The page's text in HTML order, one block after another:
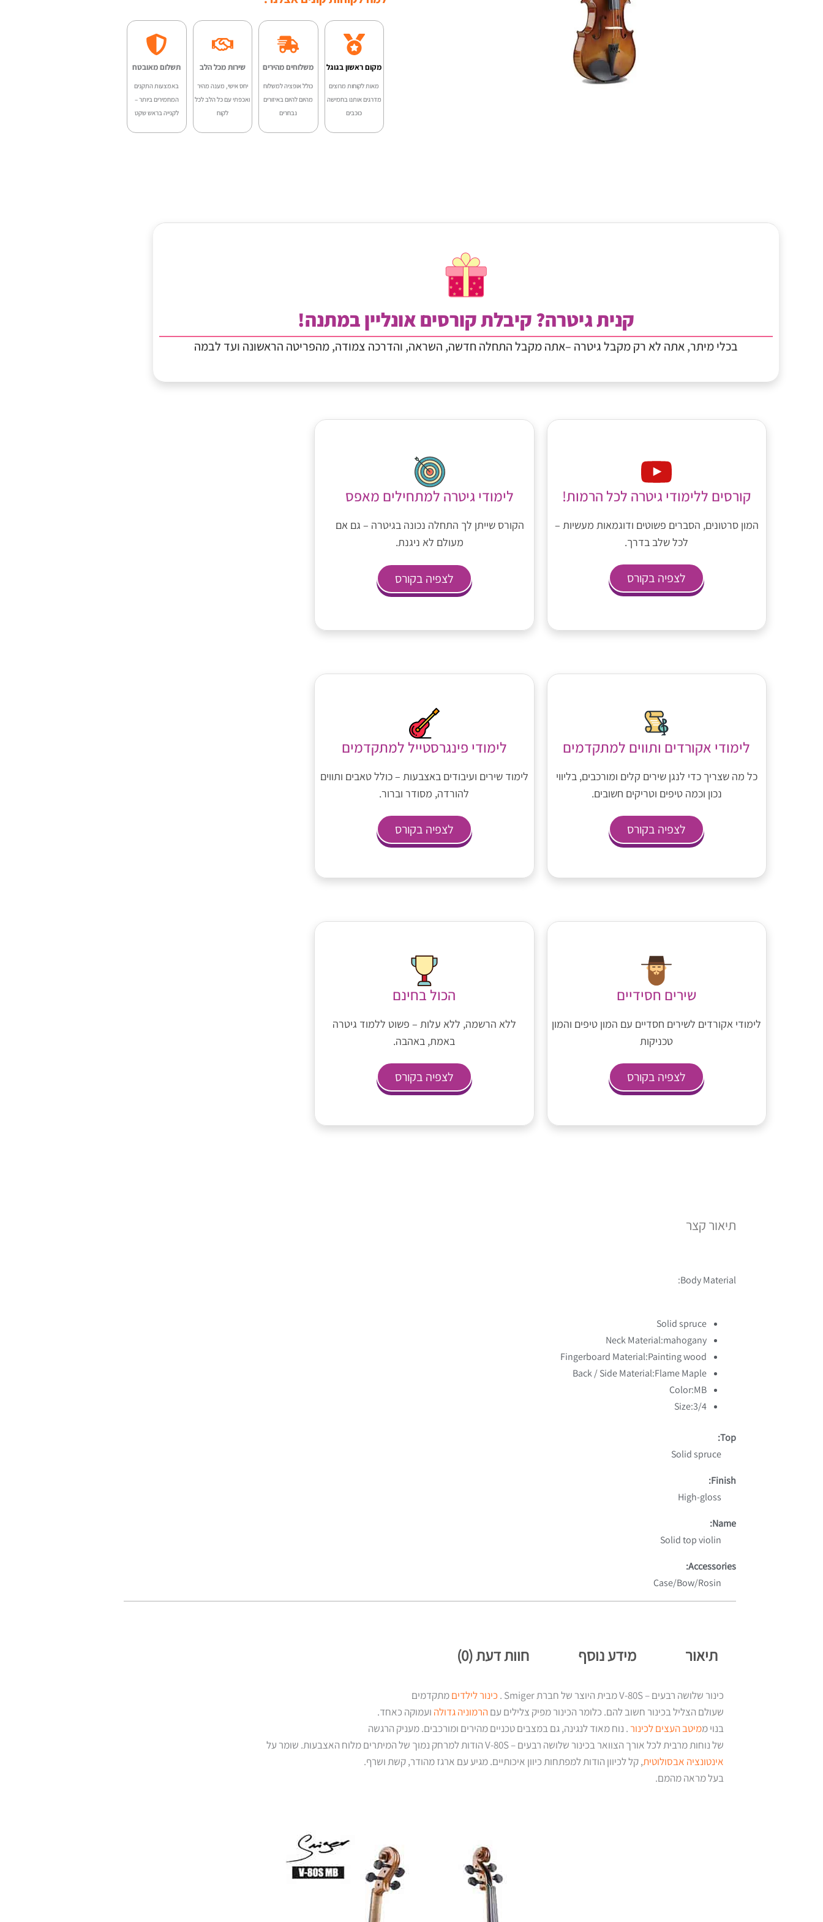
V-
₪1,250.00.
₪999.00.
מקום ראשון בגוגל
מאות לקוחות מרוצים
מדרגים אותנו בחמישה
כוכבים
משלוחים מהירים
כולל אופציה למשלוח
מהיום להיום באיזורים
נבחרים
שירות מכל הלב
יחס אישי, מענה מהיר
ואכפתי עם כל הלב לכל
לקוח
תשלום מאובטח
באמצעות התקנים
המחמירים ביותר –
לקנייה בראש שקט
קנית גיטרה? קיבלת קורסים אונליין במתנה!
בכלי מיתר, אתה לא רק מקבל גיטרה –אתה מקבל התחלה חדשה, השראה, והדרכה צמודה, מהפריטה הראשונה ועד לבמה
קורסים ללימודי גיטרה לכל הרמות!
המון סרטונים, הסברים פשוטים ודוגמאות מעשיות –
לכל שלב בדרך.
לצפיה בקורס
לימודי גיטרה למתחילים מאפס
הקורס שייתן לך התחלה נכונה בגיטרה – גם אם
מעולם לא ניגנת.
לצפיה בקורס
לימודי אקורדים ותווים למתקדמים
כל מה שצריך כדי לנגן שירים קלים ומורכבים, בליווי
נכון וכמה טיפים וטריקים חשובים.
לצפיה בקורס
לימודי פינגרסטייל למתקדמים
לימוד שירים ועיבודים באצבעות – כולל טאבים ותווים
להורדה, מסודר וברור.
לצפיה בקורס
שירים חסידיים
לימודי אקורדים לשירים חסדיים עם המון טיפים והמון
טכניקות
לצפיה בקורס
הכול בחינם
ללא הרשמה, ללא עלות – פשוט ללמוד גיטרה
באמת, באהבה.
לצפיה בקורס
תיאור קצר
Body Material:
Solid spruce
Neck Material:mahogany
Fingerboard Material:Painting wood
Back / Side Material:Flame Maple
Color:MB
Size:3/4
Top:
Solid spruce
Finish:
High-gloss
Name:
Solid top violin
Accessories:
Case/Bow/Rosin
תיאור מידע נוסף חוות דעת (0)
כינור שלושה רבעים – V-80S מבית היוצר של חברת Smiger . כינור לילדיםמתקדמים
שעולם הצליל בכינור חשוב להם. כלומר הכינור מפיק צלילים עםהרמוניה גדולה ועמוקה כאחד.
בנוי ממיטב העצים לכינור. נוח מאוד לנגינה, גם במצבים טכניים מהירים ומורכבים. מעניק הרגשה
של נוחות מרבית לכל אורך הצוואר בכינור שלושה רבעים – V-80S הודות למרחק נמוך של המיתרים מלוח האצבעות. שומר על
אינטונציה אבסולוטית, קל לכיוון הודות למפתחות כיוון איכותיים. מגיע עם ארגז מהודר, קשת ושרף.
בעל מראה מהמם.